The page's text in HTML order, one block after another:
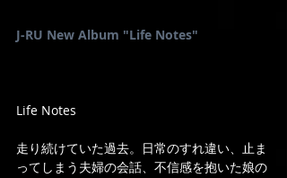
J-RU New Album "Life Notes"
Life Notes
走り続けていた過去。日常のすれ違い、止ま
ってしまう夫婦の会話、不信感を抱いた娘の